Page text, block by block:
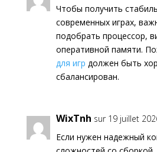
Чтобы получить
современных играх,
подобрать процессор,
оперативной памяти.
для игр должен быть
сбалансирован.
WixTnh sur 19 juillet
Если нужен надежный